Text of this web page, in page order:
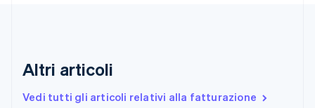
Altri articoli
Vedi tutti gli articoli relativi alla fatturazione
EnglishSvenska
FrançaisEnglish